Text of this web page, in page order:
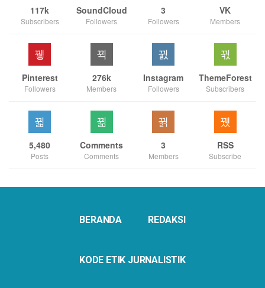
117k
Subscribers
SoundCloud
Followers
3
Followers
VK
Members
Pinterest
Followers
276k
Members
Instagram
Followers
ThemeForest
Subscribers
5,480
Posts
Comments
Comments
3
Members
RSS
Subscribe
BERANDA REDAKSI
KODE ETIK JURNALISTIK